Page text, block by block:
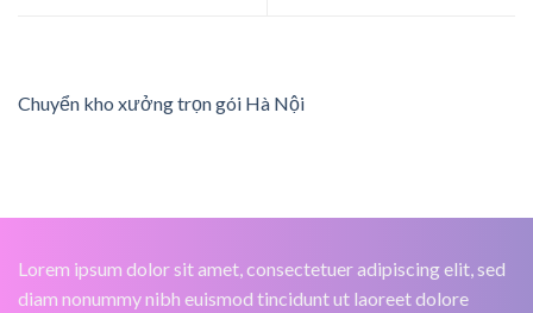
Chuyển kho xưởng trọn gói Hà Nội
Lorem ipsum dolor sit amet, consectetuer adipiscing elit, sed
diam nonummy nibh euismod tincidunt ut laoreet dolore